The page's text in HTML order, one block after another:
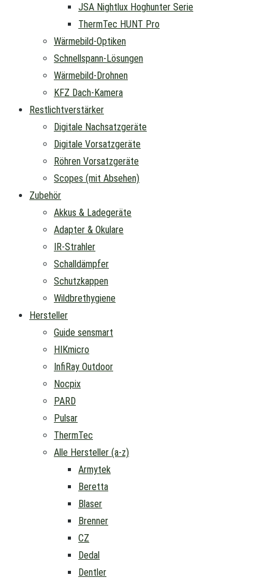
JSA Nightlux Hoghunter Serie
ThermTec HUNT Pro
Wärmebild-Optiken
Schnellspann-Lösungen
Wärmebild-Drohnen
KFZ Dach-Kamera
Restlichtverstärker
Digitale Nachsatzgeräte
Digitale Vorsatzgeräte
Röhren Vorsatzgeräte
Scopes (mit Absehen)
Zubehör
Akkus & Ladegeräte
Adapter & Okulare
IR-Strahler
Schalldämpfer
Schutzkappen
Wildbrethygiene
Hersteller
Guide sensmart
HIKmicro
InfiRay Outdoor
Nocpix
PARD
Pulsar
ThermTec
Alle Hersteller (a-z)
Armytek
Beretta
Blaser
Brenner
CZ
Dedal
Dentler